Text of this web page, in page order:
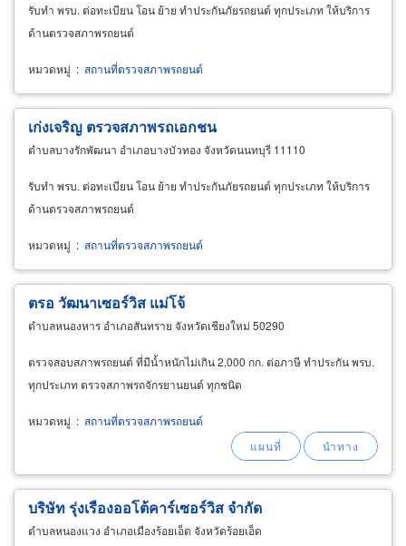
รับทำ พรบ. ต่อทะเบียน โอน ย้าย ทำประกันภัยรถยนต์ ทุกประเภท ให้บริการ
ด้านตรวจสภาพรถยนต์
หมวดหมู่ : สถานที่ตรวจสภาพรถยนต์
เก่งเจริญ ตรวจสภาพรถเอกชน
ตำบลบางรักพัฒนา อำเภอบางบัวทอง จังหวัดนนทบุรี 11110
รับทำ พรบ. ต่อทะเบียน โอน ย้าย ทำประกันภัยรถยนต์ ทุกประเภท ให้บริการ
ด้านตรวจสภาพรถยนต์
หมวดหมู่ : สถานที่ตรวจสภาพรถยนต์
ตรอ วัฒนาเซอร์วิส แม่โจ้
ตำบลหนองหาร อำเภอสันทราย จังหวัดเชียงใหม่ 50290
ตรวจสอบสภาพรถยนต์ ที่มีน้ำหนักไม่เกิน 2,000 กก. ต่อภาษี ทำประกัน พรบ.
ทุกประเภท ตรวจสภาพรถจักรยานยนต์ ทุกชนิด
หมวดหมู่ : สถานที่ตรวจสภาพรถยนต์
บริษัท รุ่งเรืองออโต้คาร์เซอร์วิส จำกัด
ตำบลหนองแวง อำเภอเมืองร้อยเอ็ด จังหวัดร้อยเอ็ด